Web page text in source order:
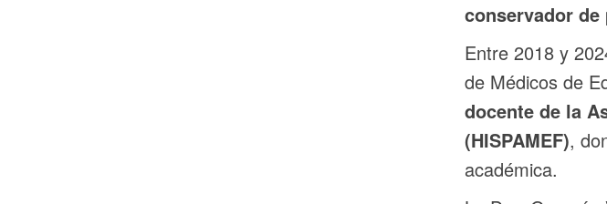
conservador
Entre 2018 y
de Médicos de
docente de la
(HISPAMEF),
académica.